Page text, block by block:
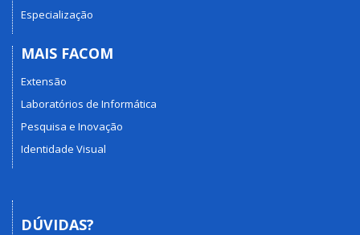
Especialização
MAIS FACOM
Extensão
Laboratórios de Informática
Pesquisa e Inovação
Identidade Visual
DÚVIDAS?